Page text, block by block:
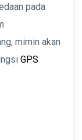
pada
mimin akan
GPS